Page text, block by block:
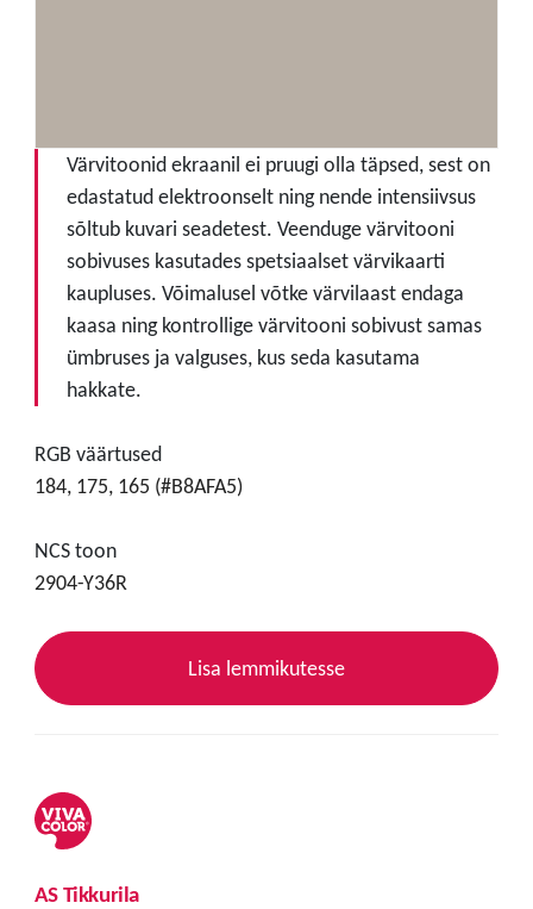
Värvitoonid ekraanil ei pruugi olla täpsed, sest on
edastatud elektroonselt ning nende intensiivsus
sõltub kuvari seadetest. Veenduge värvitooni
sobivuses kasutades spetsiaalset värvikaarti
kaupluses. Võimalusel võtke värvilaast endaga
kaasa ning kontrollige värvitooni sobivust samas
ümbruses ja valguses, kus seda kasutama
hakkate.
RGB väärtused
184, 175, 165 (#B8AFA5)
NCS toon
2904-Y36R
Lisa lemmikutesse
AS Tikkurila